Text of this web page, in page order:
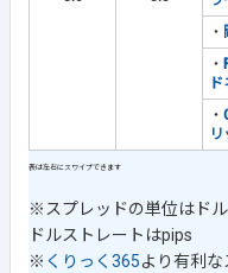
・
・
・
※スプレッドの単位はド
ドルストレートはpips
※ くりっく365より有利